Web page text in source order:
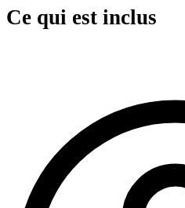
Ce qui est inclus